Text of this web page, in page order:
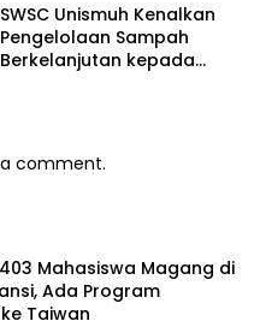
SWSC Unismuh Kenalkan
Pengelolaan Sampah
Berkelanjutan kepada
comment.
403 Mahasiswa Magang di
Ada Program
Taiwan